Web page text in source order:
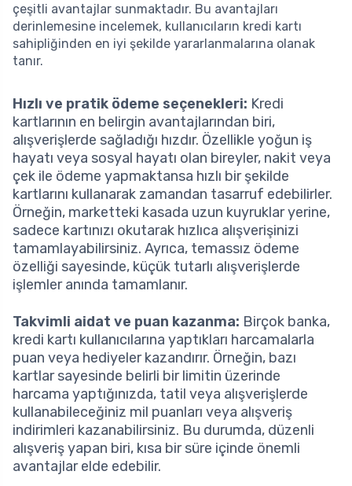
çeşitli avantajlar sunmaktadır. Bu avantajları
derinlemesine incelemek, kullanıcıların kredi kartı
sahipliğinden en iyi şekilde yararlanmalarına olanak
tanır.
Hızlı ve pratik ödeme seçenekleri: Kredi
kartlarının en belirgin avantajlarından biri,
alışverişlerde sağladığı hızdır. Özellikle yoğun iş
hayatı veya sosyal hayatı olan bireyler, nakit veya
çek ile ödeme yapmaktansa hızlı bir şekilde
kartlarını kullanarak zamandan tasarruf edebilirler.
Örneğin, marketteki kasada uzun kuyruklar yerine,
sadece kartınızı okutarak hızlıca alışverişinizi
tamamlayabilirsiniz. Ayrıca, temassız ödeme
özelliği sayesinde, küçük tutarlı alışverişlerde
işlemler anında tamamlanır.
Takvimli aidat ve puan kazanma: Birçok banka,
kredi kartı kullanıcılarına yaptıkları harcamalarla
puan veya hediyeler kazandırır. Örneğin, bazı
kartlar sayesinde belirli bir limitin üzerinde
harcama yaptığınızda, tatil veya alışverişlerde
kullanabileceğiniz mil puanları veya alışveriş
indirimleri kazanabilirsiniz. Bu durumda, düzenli
alışveriş yapan biri, kısa bir süre içinde önemli
avantajlar elde edebilir.